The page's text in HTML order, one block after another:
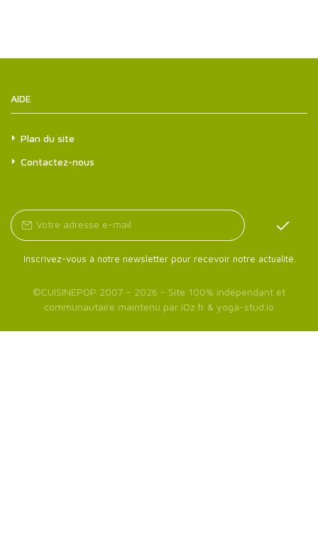
AIDE
Plan du site
Contactez-nous
Inscrivez-vous à notre newsletter pour recevoir notre actualité.
©CUISINEPOP 2007 - 2026 - Site 100% indépendant et
communautaire maintenu par iOz.fr & yoga-stud.io